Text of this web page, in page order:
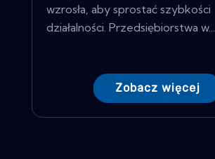
wzrosła, aby sprostać szybkości
działalności. Przedsiębiorstwa w...
Zobacz więcej